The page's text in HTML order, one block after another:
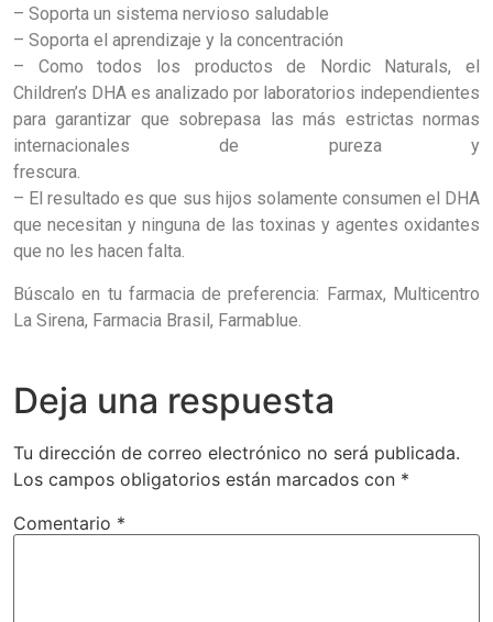
– Soporta un sistema nervioso saludable
– Soporta el aprendizaje y la concentración
– Como todos los productos de Nordic Naturals, el
Children’s DHA es analizado por laboratorios independientes
para garantizar que sobrepasa las más estrictas normas
internacionales de pureza y
– El resultado es que sus hijos solamente consumen el DHA
que necesitan y ninguna de las toxinas y agentes oxidantes
que no les hacen falta.
Búscalo en tu farmacia de preferencia: Farmax, Multicentro
La Sirena, Farmacia Brasil, Farmablue.
Deja una respuesta
Tu dirección de correo electrónico no será publicada.
Los campos obligatorios están marcados con *
Comentario *